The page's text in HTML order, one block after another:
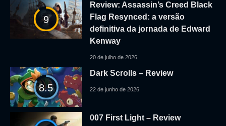
9
Review: Assassin’s Creed Black
Flag Resynced: a versão
definitiva da jornada de Edward
Kenway
20 de julho de 2026
8.5
Dark Scrolls – Review
22 de junho de 2026
007 First Light – Review